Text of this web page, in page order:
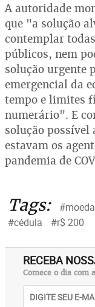
A autoridade
que "a solução
contemplar
públicos, nem
solução urgente
emergencial da
tempo e limites
numerário". E
solução possível
estavam os
pandemia de
Tags: #moeda
#cédula
#r$ 200
RECEBA
Comece o dia com